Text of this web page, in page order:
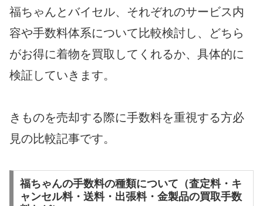
福ちゃんとバイセル、それぞれのサービス内
容や手数料体系について比較検討し、どちら
がお得に着物を買取してくれるか、具体的に
検証していきます。
きものを売却する際に手数料を重視する方必
見の比較記事です。
福ちゃんの手数料の種類について（査定料・キ
ャンセル料・送料・出張料・金製品の買取手数